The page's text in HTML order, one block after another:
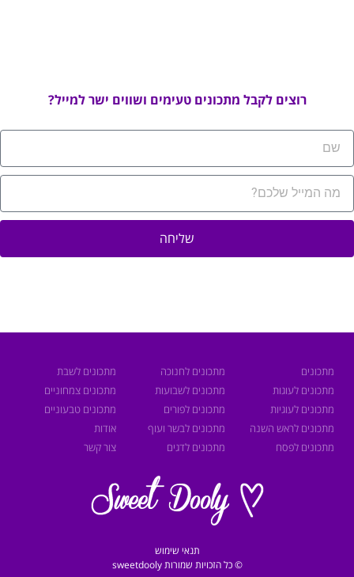
רוצים לקבל מתכונים טעימים ושווים ישר למייל?
שליחה
לעוגות
לעוגיות
לראש השנה
לפסח
מתכונים לחנוכה
מתכונים לשבועות
מתכונים לפורים
מתכונים לבשר ועוף
מתכונים לדגים
מתכונים לשבת
מתכונים צמחוניים
מתכונים טבעוניים
צור קשר
תנאי שימוש
© כל הזכויות שמורות sweetdooly